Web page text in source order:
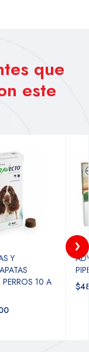
que
este
Y
PERROS 10 A